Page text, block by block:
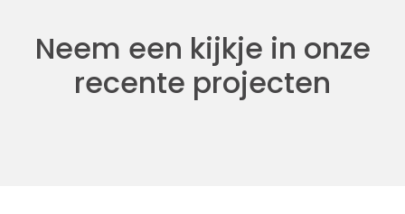
Neem een kijkje in onze
recente projecten